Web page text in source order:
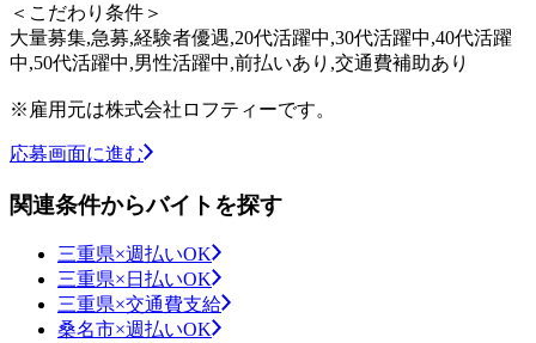
＜こだわり条件＞
大量募集,急募,経験者優遇,20代活躍中,30代活躍中,40代活躍
中,50代活躍中,男性活躍中,前払いあり,交通費補助あり
※雇用元は株式会社ロフティーです。
応募画面に進む
関連条件からバイトを探す
三重県×週払いOK
三重県×日払いOK
三重県×交通費支給
桑名市×週払いOK